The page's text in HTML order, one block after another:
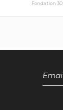
Fondation